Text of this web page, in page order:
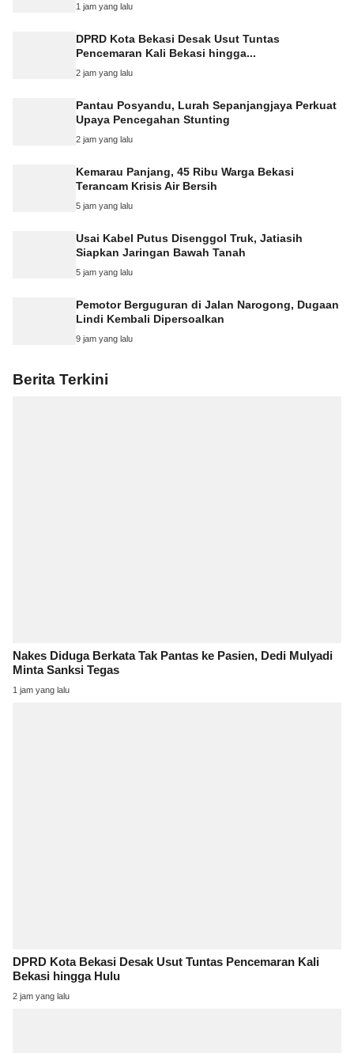
1 jam yang lalu
DPRD Kota Bekasi Desak Usut Tuntas
Pencemaran Kali Bekasi hingga...
2 jam yang lalu
Pantau Posyandu, Lurah Sepanjangjaya Perkuat
Upaya Pencegahan Stunting
2 jam yang lalu
Kemarau Panjang, 45 Ribu Warga Bekasi
Terancam Krisis Air Bersih
5 jam yang lalu
Usai Kabel Putus Disenggol Truk, Jatiasih
Siapkan Jaringan Bawah Tanah
5 jam yang lalu
Pemotor Berguguran di Jalan Narogong, Dugaan
Lindi Kembali Dipersoalkan
9 jam yang lalu
Berita Terkini
Nakes Diduga Berkata Tak Pantas ke Pasien, Dedi Mulyadi
Minta Sanksi Tegas
1 jam yang lalu
DPRD Kota Bekasi Desak Usut Tuntas Pencemaran Kali
Bekasi hingga Hulu
2 jam yang lalu